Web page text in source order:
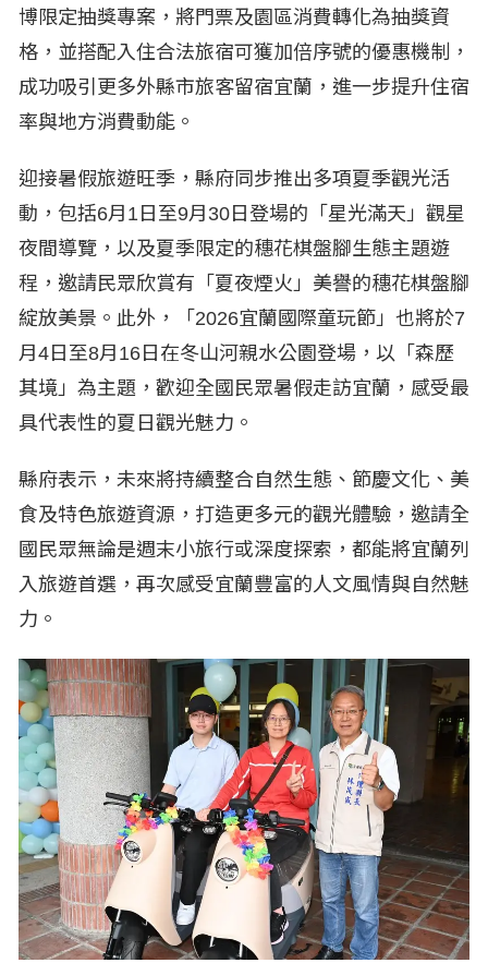
博限定抽獎專案，將門票及園區消費轉化為抽獎資
格，並搭配入住合法旅宿可獲加倍序號的優惠機制，
成功吸引更多外縣市旅客留宿宜蘭，進一步提升住宿
率與地方消費動能。
迎接暑假旅遊旺季，縣府同步推出多項夏季觀光活
動，包括6月1日至9月30日登場的「星光滿天」觀星
夜間導覽，以及夏季限定的穗花棋盤腳生態主題遊
程，邀請民眾欣賞有「夏夜煙火」美譽的穗花棋盤腳
綻放美景。此外，「2026宜蘭國際童玩節」也將於7
月4日至8月16日在冬山河親水公園登場，以「森歷
其境」為主題，歡迎全國民眾暑假走訪宜蘭，感受最
具代表性的夏日觀光魅力。
縣府表示，未來將持續整合自然生態、節慶文化、美
食及特色旅遊資源，打造更多元的觀光體驗，邀請全
國民眾無論是週末小旅行或深度探索，都能將宜蘭列
入旅遊首選，再次感受宜蘭豐富的人文風情與自然魅
力。